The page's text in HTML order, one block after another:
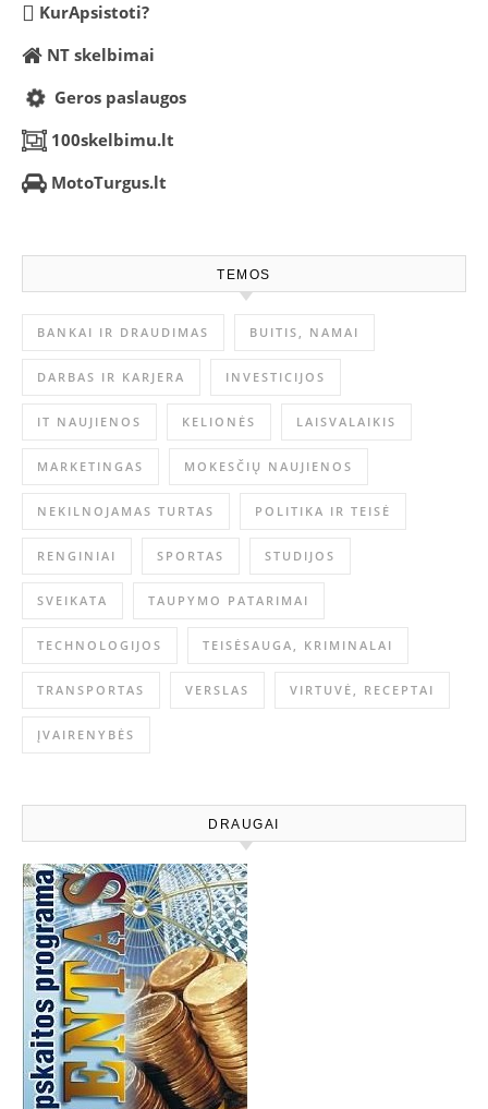
KurApsistoti?
NT skelbimai
Geros paslaugos
100skelbimu.lt
MotoTurgus.lt
TEMOS
BANKAI IR DRAUDIMAS BUITIS, NAMAI
DARBAS IR KARJERA INVESTICIJOS
IT NAUJIENOS KELIONĖS LAISVALAIKIS
MARKETINGAS MOKESČIŲ NAUJIENOS
NEKILNOJAMAS TURTAS POLITIKA IR TEISĖ
RENGINIAI SPORTAS STUDIJOS
SVEIKATA TAUPYMO PATARIMAI
TECHNOLOGIJOS TEISĖSAUGA, KRIMINALAI
TRANSPORTAS VERSLAS VIRTUVĖ, RECEPTAI
ĮVAIRENYBĖS
DRAUGAI